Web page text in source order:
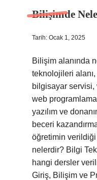
Bilişimde
Tarih: Ocak 1, 2025
Bilişim alanında
teknolojileri
bilgisayar servisi,
web
yazılım ve
beceri
öğretimin verildiği
nelerdir? Bilgi
hangi dersler
Giriş, Bilişim ve